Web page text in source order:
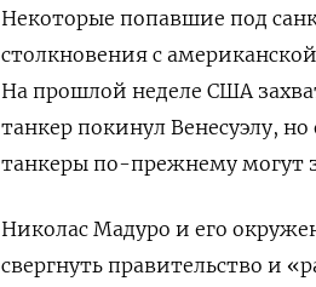
Некоторые попавшие под
столкновения с
На прошлой неделе США
танкер покинул Венесуэлу,
танкеры по-прежнему могут
Николас Мадуро и его
свергнуть правительство и